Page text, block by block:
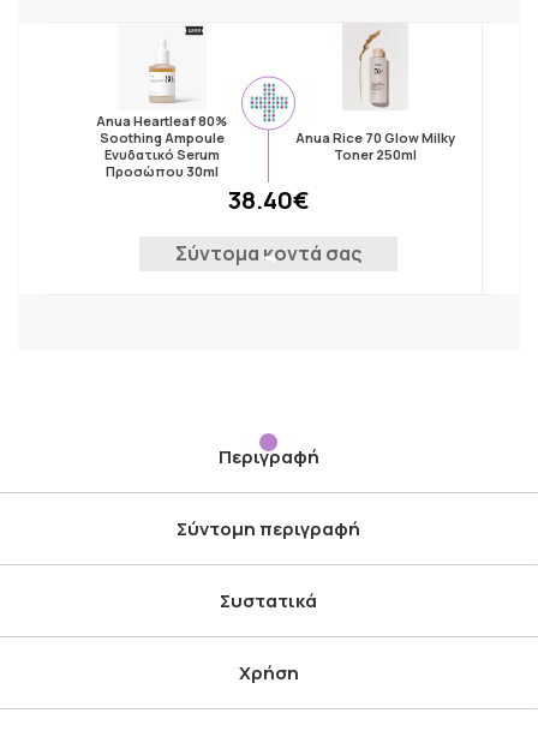
Anua Heartleaf 80%
Soothing Ampoule
Ενυδατικό Serum
Προσώπου 30ml
Anua Rice 70 Glow Milky
Toner 250ml
38.40€
Σύντομα κοντά σας
Περιγραφή
Σύντομη περιγραφή
Συστατικά
Χρήση